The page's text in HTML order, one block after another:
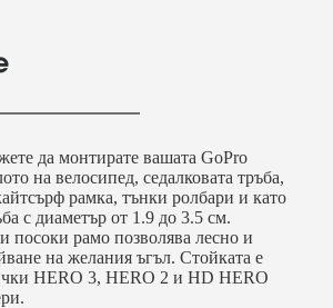
да монтирате вашата GoPro
на велосипед, седалковата тръба,
рамка, тънки ролбари и като
с диаметър от 1.9 до 3.5 см.
посоки рамо позволява лесно и
на желания ъгъл. Стойката е
HERO 3, HERO 2 и HD HERO